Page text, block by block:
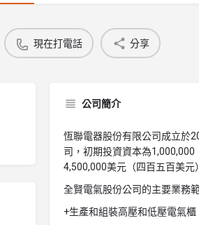
現在打電話 分享
公司簡介
恆聯電器股份有限公司成立於
司，初期投資資本為
4,500,000美元（四百五百美元
全賢電氣股份公司的主要業務
+生產和組裝高壓和低壓電氣